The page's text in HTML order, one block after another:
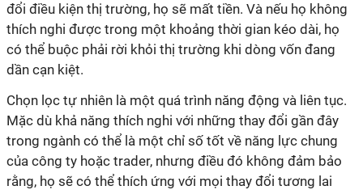
đổi điều kiện thị trường, họ sẽ mất tiền. Và nếu họ không
thích nghi được trong một khoảng thời gian kéo dài, họ
có thể buộc phải rời khỏi thị trường khi dòng vốn đang
dần cạn kiệt.
Chọn lọc tự nhiên là một quá trình năng động và liên tục.
Mặc dù khả năng thích nghi với những thay đổi gần đây
trong ngành có thể là một chỉ số tốt về năng lực chung
của công ty hoặc trader, nhưng điều đó không đảm bảo
rằng, họ sẽ có thể thích ứng với mọi thay đổi tương lai